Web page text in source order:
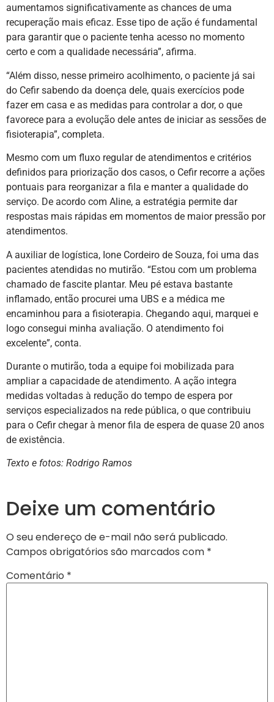
aumentamos significativamente as chances de uma
recuperação mais eficaz. Esse tipo de ação é fundamental
para garantir que o paciente tenha acesso no momento
certo e com a qualidade necessária”, afirma.
“Além disso, nesse primeiro acolhimento, o paciente já sai
do Cefir sabendo da doença dele, quais exercícios pode
fazer em casa e as medidas para controlar a dor, o que
favorece para a evolução dele antes de iniciar as sessões de
fisioterapia”, completa.
Mesmo com um fluxo regular de atendimentos e critérios
definidos para priorização dos casos, o Cefir recorre a ações
pontuais para reorganizar a fila e manter a qualidade do
serviço. De acordo com Aline, a estratégia permite dar
respostas mais rápidas em momentos de maior pressão por
atendimentos.
A auxiliar de logística, Ione Cordeiro de Souza, foi uma das
pacientes atendidas no mutirão. “Estou com um problema
chamado de fascite plantar. Meu pé estava bastante
inflamado, então procurei uma UBS e a médica me
encaminhou para a fisioterapia. Chegando aqui, marquei e
logo consegui minha avaliação. O atendimento foi
excelente”, conta.
Durante o mutirão, toda a equipe foi mobilizada para
ampliar a capacidade de atendimento. A ação integra
medidas voltadas à redução do tempo de espera por
serviços especializados na rede pública, o que contribuiu
para o Cefir chegar à menor fila de espera de quase 20 anos
de existência.
Texto e fotos: Rodrigo Ramos
Deixe um comentário
O seu endereço de e-mail não será publicado.
Campos obrigatórios são marcados com *
Comentário *